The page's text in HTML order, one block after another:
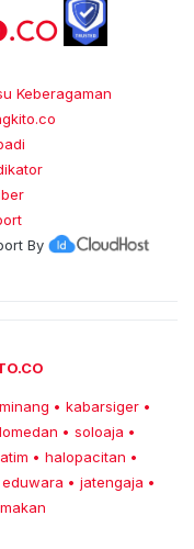
Keberagaman
By
• kabarsiger •
• soloaja •
• halopacitan •
eduwara • jatengaja •